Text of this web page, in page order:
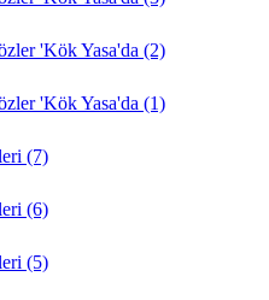
'Kök Yasa'da (2)
'Kök Yasa'da (1)
(7)
(6)
(5)